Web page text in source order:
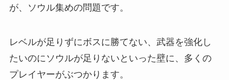
が、ソウル集めの問題です。
レベルが足りずにボスに勝てない、武器を強化し
たいのにソウルが足りないといった壁に、多くの
プレイヤーがぶつかります。